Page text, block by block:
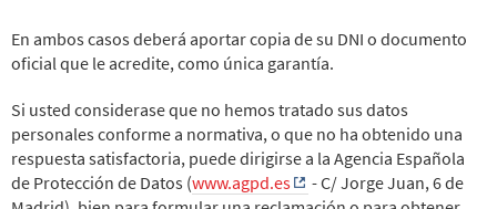
En ambos casos deberá aportar copia de su DNI o documento
oficial que le acredite, como única garantía.
Si usted considerase que no hemos tratado sus datos
personales conforme a normativa, o que no ha obtenido una
respuesta satisfactoria, puede dirigirse a la Agencia Española
de Protección de Datos (www.agpd.es
- C/ Jorge Juan, 6 de